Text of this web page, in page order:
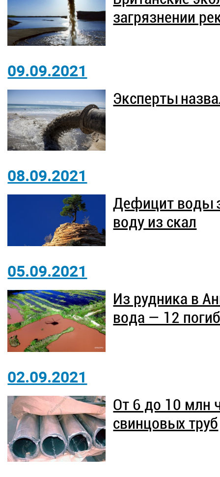
загрязнении
09.09.2021
Эксперты
08.09.2021
Дефицит воды
воду из скал
05.09.2021
Из рудника в
вода — 12
02.09.2021
От 6 до 10 млн
свинцовых труб